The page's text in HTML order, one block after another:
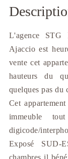
L'agence STG
Ajaccio est
vente cet
hauteurs du
quelques pas du
Cet
immeuble
digicode/
Exposé SUD-
chambres il